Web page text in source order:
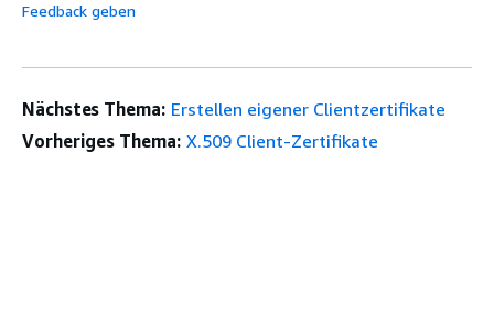
Feedback geben
Nächstes Thema: Erstellen eigener Clientzertifikate
Vorheriges Thema: X.509 Client-Zertifikate